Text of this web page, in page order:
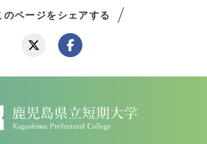
のページをシェアする